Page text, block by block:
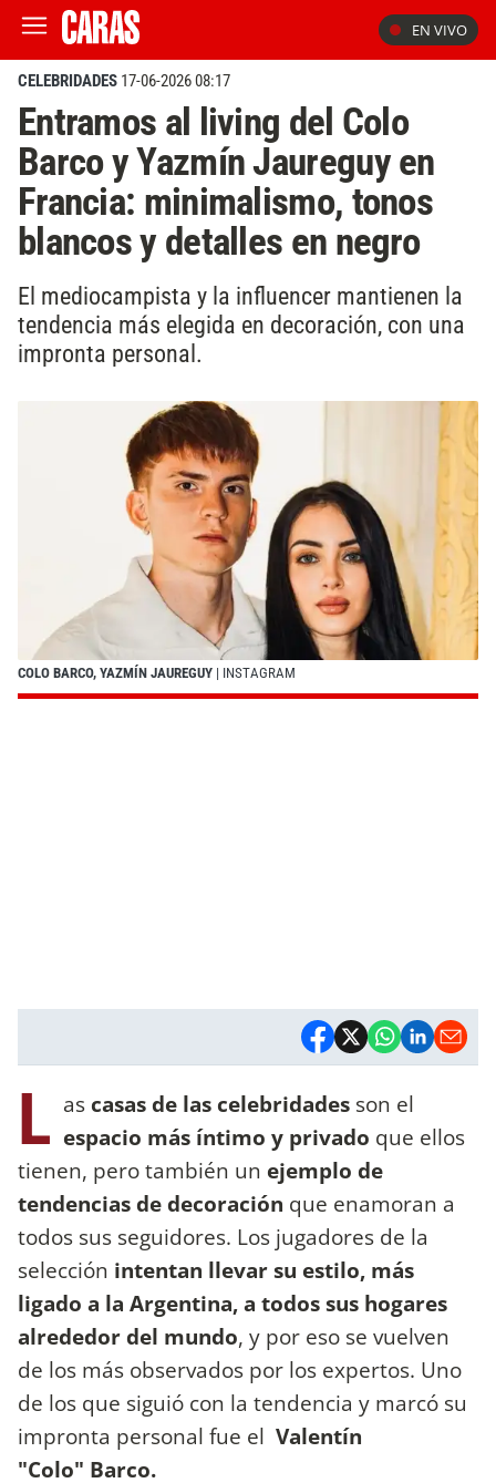
EN VIVO
CELEBRIDADES 17-06-2026 08:17
Entramos al living del Colo
Barco y Yazmín Jaureguy en
Francia: minimalismo, tonos
blancos y detalles en negro
El mediocampista y la influencer mantienen la
tendencia más elegida en decoración, con una
impronta personal.
COLO BARCO, YAZMÍN JAUREGUY | INSTAGRAM
L as casas de las celebridades son el
espacio más íntimo y privado que ellos
tienen, pero también un ejemplo de
tendencias de decoración que enamoran a
todos sus seguidores. Los jugadores de la
selección intentan llevar su estilo, más
ligado a la Argentina, a todos sus hogares
alrededor del mundo, y por eso se vuelven
de los más observados por los expertos. Uno
de los que siguió con la tendencia y marcó su
impronta personal fue el Valentín
"Colo" Barco.